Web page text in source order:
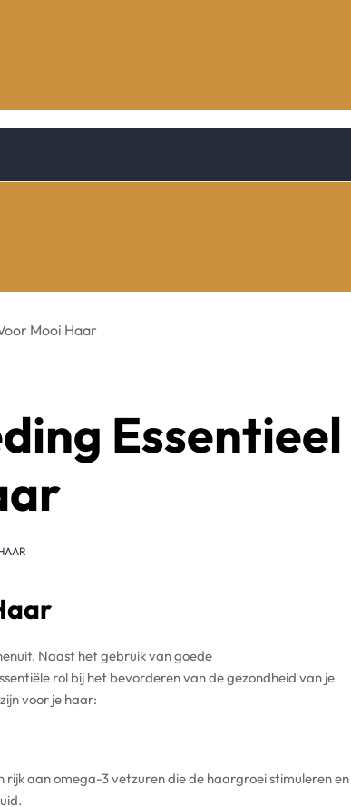
Mooi Haar
Essentieel
Naast het gebruik van goede
rol bij het bevorderen van de gezondheid van je
voor je haar:
rijk aan omega-3 vetzuren die de haargroei stimuleren en